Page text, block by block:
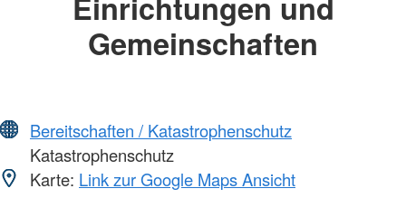
Gemeinschaften
Bereitschaften / Katastrophenschutz
Katastrophenschutz
Karte: Link zur Google Maps Ansicht